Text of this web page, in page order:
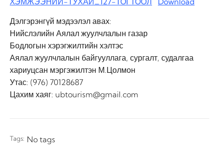
Дэлгэрэнгүй мэдээлэл авах:
Нийслэлийн Аялал жуулчлалын газар
Бодлогын хэрэгжилтийн хэлтэс
Аялал жуулчлалын байгууллага, сургалт, судалгаа
хариуцсан мэргэжилтэн М.Цолмон
Утас: (976) 70128687
Цахим хаяг: ubtourism@gmail.com
Tags: No tags